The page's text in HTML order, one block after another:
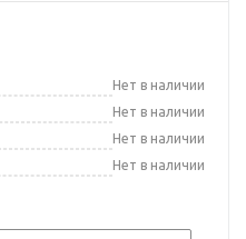
Нет в наличии
Нет в наличии
Нет в наличии
Нет в наличии